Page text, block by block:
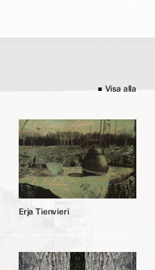
Visa alla
Erja Tienvieri